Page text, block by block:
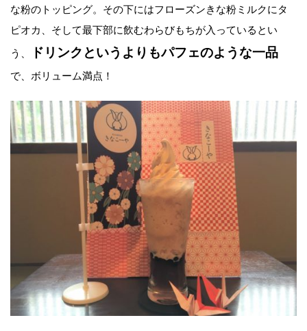
な粉のトッピング。その下にはフローズンきな粉ミルクにタ
ピオカ、そして最下部に飲むわらびもちが入っているとい
う、
ドリンクというよりもパフェのような一品
で、ボリューム満点！